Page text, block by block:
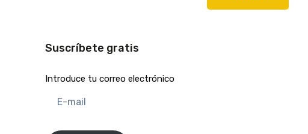
Suscríbete gratis
Introduce tu correo electrónico
mail